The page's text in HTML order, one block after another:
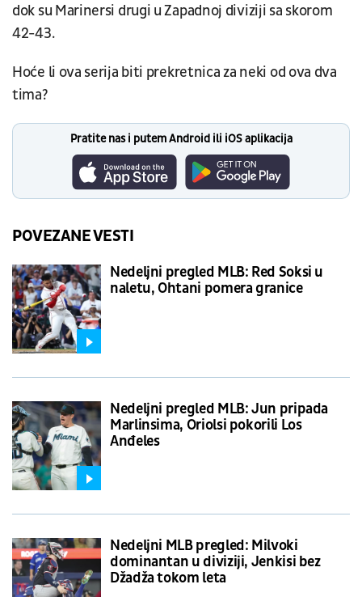
dok su Marinersi drugi u Zapadnoj diviziji sa skorom
42-43.
Hoće li ova serija biti prekretnica za neki od ova dva
tima?
Pratite nas i putem Android ili iOS aplikacija
POVEZANE VESTI
Nedeljni pregled MLB: Red Soksi u
naletu, Ohtani pomera granice
Nedeljni pregled MLB: Jun pripada
Marlinsima, Oriolsi pokorili Los
Anđeles
Nedeljni MLB pregled: Milvoki
dominantan u diviziji, Jenkisi bez
Džadža tokom leta